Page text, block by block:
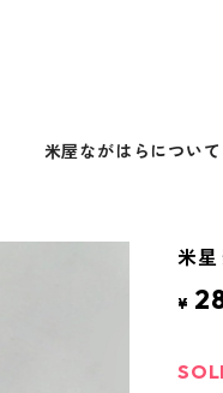
米屋ながはらについて
米
¥